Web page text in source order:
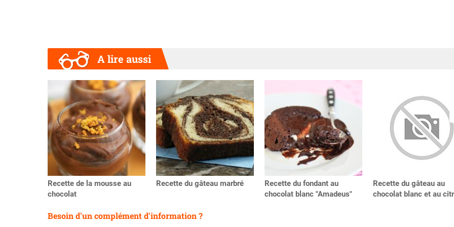
A lire aussi
Recette de la mousse au
chocolat
Recette du gâteau marbré
Recette du fondant au
chocolat blanc "Amadeus"
Recette du gâteau au
chocolat blanc et au
Précédent
Besoin d'un complément d'information ?